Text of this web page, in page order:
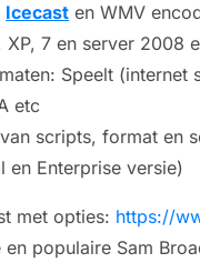
Icecast en WMV
XP, 7 en server 2008
Speelt (internet
etc
scripts, format en
en Enterprise versie)
met opties: https://
populaire Sam